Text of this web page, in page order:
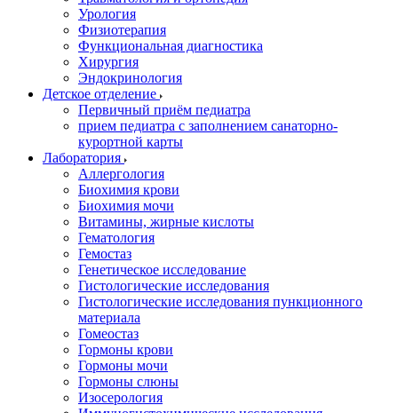
Урология
Физиотерапия
Функциональная диагностика
Хирургия
Эндокринология
Детское отделение
Первичный приём педиатра
прием педиатра с заполнением санаторно-
курортной карты
Лаборатория
Аллергология
Биохимия крови
Биохимия мочи
Витамины, жирные кислоты
Гематология
Гемостаз
Генетическое исследование
Гистологические исследования
Гистологические исследования пункционного
материала
Гомеостаз
Гормоны крови
Гормоны мочи
Гормоны слюны
Изосерология